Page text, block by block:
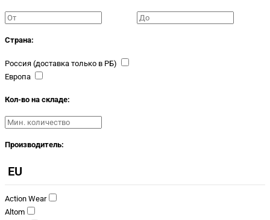
Страна:
Россия (доставка только в РБ)
Европа
Кол-во на складе:
Производитель:
EU
Action Wear
Altom